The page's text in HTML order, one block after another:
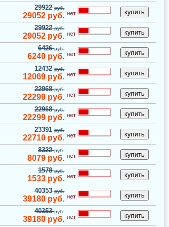
29922руб.
29052 руб. нет
29922руб.
29052 руб. нет
6426руб.
6240 руб. нет
12432руб.
12069 руб. нет
22968руб.
22299 руб. нет
22968руб.
22299 руб. нет
23391руб.
22710 руб. нет
8322руб.
8079 руб. нет
1578руб.
1533 руб. нет
40353руб.
39180 руб. нет
40353руб.
39180 руб. нет